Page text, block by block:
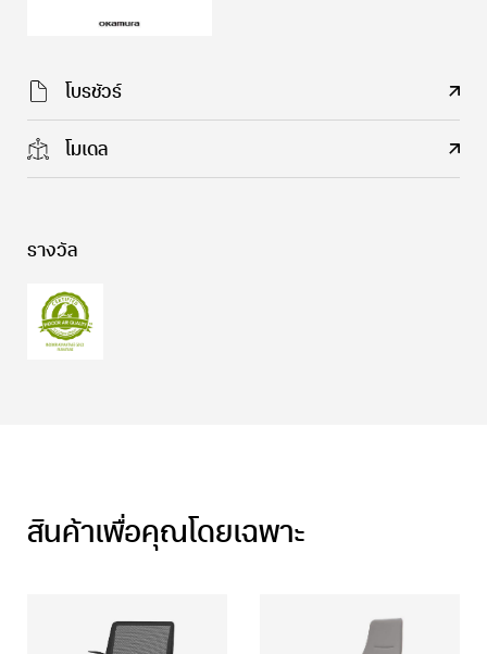
โบรชัวร์
โมเดล
รางวัล
สินค้าเพื่อคุณโดยเฉพาะ